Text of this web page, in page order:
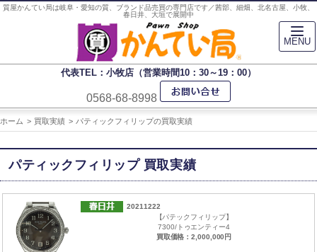
質屋かんてい局は岐阜・愛知の質、ブランド品売買の専門店です／茜部、細畑、北名古屋、小牧、
春日井、大垣で展開中
代表TEL：小牧店（営業時間10：30～19：00）
0568-68-8998
ホーム 買取実績 パティックフィリップの買取実績
パティックフィリップ 買取実績
20211222
【パテックフィリップ】
7300/トゥエンティー4
買取価格：2,000,000円
MENU